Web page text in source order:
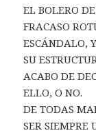
EL BOLERO
FRACASO
ESCÁNDALO,
SU
ACABO DE
ELLO, O NO.
DE TODAS
SER SIEMPRE